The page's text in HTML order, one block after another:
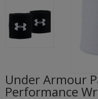
Under Armour
Performance